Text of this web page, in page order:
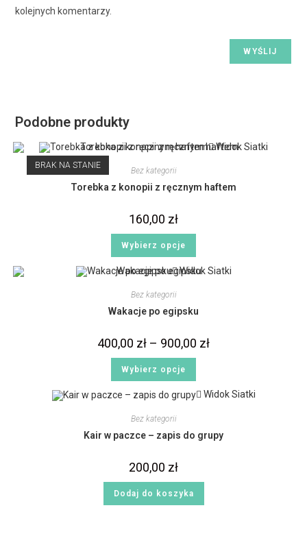
kolejnych komentarzy.
Podobne produkty
BRAK NA STANIE
Widok Siatki
Bez kategorii
Torebka z konopii z ręcznym haftem
160,00 zł
Wybierz opcje
Widok Siatki
Bez kategorii
Wakacje po egipsku
400,00 zł – 900,00 zł
Wybierz opcje
Widok Siatki
Bez kategorii
Kair w paczce – zapis do grupy
200,00 zł
Dodaj do koszyka